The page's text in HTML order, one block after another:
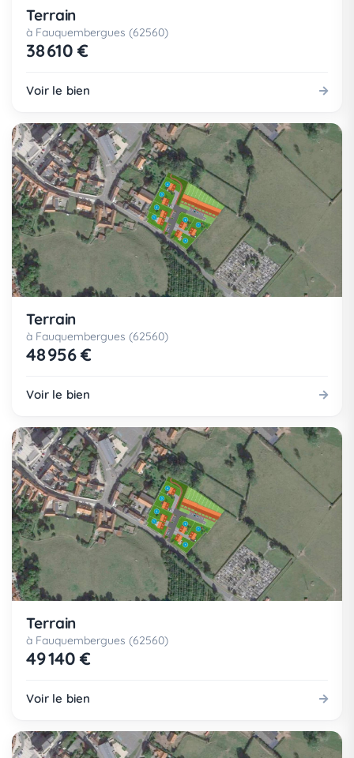
Terrain
à Fauquembergues (62560)
38 610 €
Voir le bien
Terrain
à Fauquembergues (62560)
48 956 €
Voir le bien
Terrain
à Fauquembergues (62560)
49 140 €
Voir le bien